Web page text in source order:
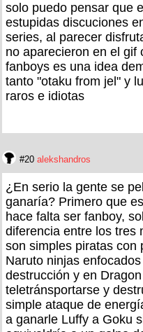
solo puedo pensar que
estupidas discuciones
series, al parecer
no aparecieron en el gif
fanboys es una idea
tanto "otaku from jel" y
raros e idiotas
#20 alekshandros
¿En serio la gente se
ganaría? Primero que
hace falta ser fanboy,
diferencia entre los tres
son simples piratas con
Naruto ninjas
destrucción y en
teletránsportarse y
simple ataque de
a ganarle Luffy a Goku